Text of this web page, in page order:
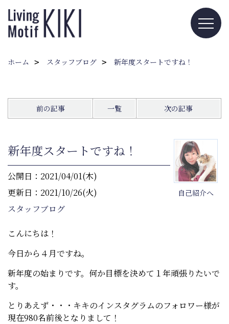
ホーム スタッフブログ 新年度スタートですね！
前の記事 一覧 次の記事
自己紹介へ
新年度スタートですね！
公開日：2021/04/01(木)
更新日：2021/10/26(火)
スタッフブログ
こんにちは！
今日から４月ですね。
新年度の始まりです。何か目標を決めて１年頑張りたいで
す。
とりあえず・・・キキのインスタグラムのフォロワー様が
現在980名前後となりまして！